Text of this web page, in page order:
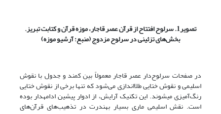
تصویر1. سرلوح افتتاح از قرآن عصر قاجار، موزه قرآن و کتابت تبریز.
بخش‌های تزئینی در سرلوح مزدوج (منبع: آرشیو موزه)
در صفحات سرلوح‌دار عصر قاجار معمولاً بین کمند و جدول با نقوش
اسلیمی و نقوش ختایی طلااندازی می‌شود که تنها برخی از نقوش ختایی
رنگ‌آمیزی می‎شوند. این تکنیک آرایش، از ادوار پیشین ادامه‎دار بوده
است. نقش اسلیمی ماری بسیار به‎ندرت در تذهیب‌های قرآن‌های